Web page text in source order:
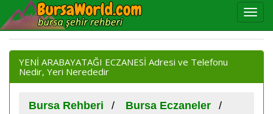
YENİ ARABAYATAĞI ECZANESİ Adresi ve Telefonu
Nedir, Yeri Nerededir
Bursa Rehberi
Bursa Eczaneler